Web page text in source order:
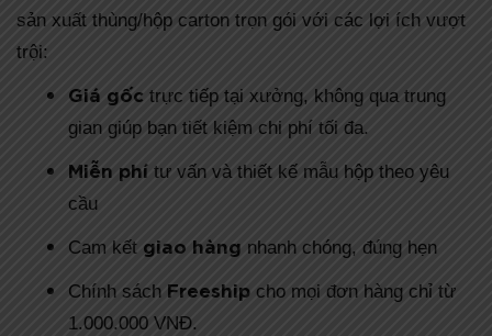
sản xuất thùng/hộp carton trọn gói với các lợi ích vượt
trội:
Giá gốctrực tiếp tại xưởng, không qua trung
gian giúp bạn tiết kiệm chi phí tối đa.
Miễn phí tư vấn và thiết kế mẫu hộp theo yêu
cầu
Cam kết giao hàng nhanh chóng, đúng hẹn
Chính sách Freeship cho mọi đơn hàng chỉ từ
1.000.000 VNĐ.